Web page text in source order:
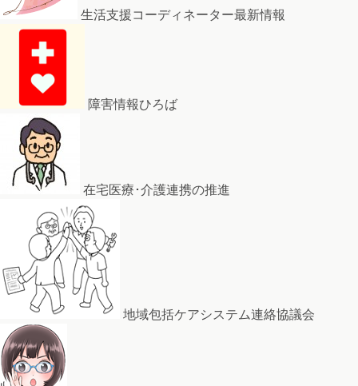
生活支援コーディネーター最新情報
障害情報ひろば
在宅医療･介護連携の推進
地域包括ケアシステム連絡協議会